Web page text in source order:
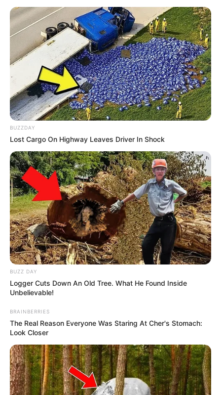
BUZZDAY
Lost Cargo On Highway Leaves Driver In Shock
BUZZ DAY
Logger Cuts Down An Old Tree. What He Found Inside
Unbelievable!
BRAINBERRIES
The Real Reason Everyone Was Staring At Cher's Stomach:
Look Closer